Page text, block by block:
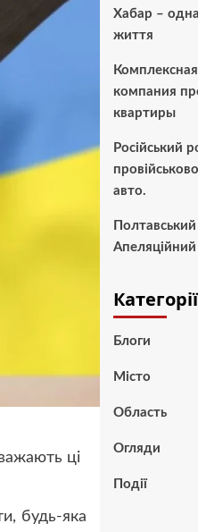
ці
будь-яка
Хабар –
життя
компания
квартиры
Російський
авто.
Категорії
Блоги
Місто
Область
Огляди
Події